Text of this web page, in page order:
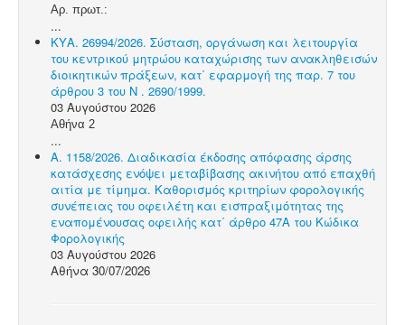
Αρ. πρωτ.:
...
ΚΥΑ. 26994/2026. Σύσταση, οργάνωση και λειτουργία
του κεντρικού μητρώου καταχώρισης των ανακληθεισών
διοικητικών πράξεων, κατ΄ εφαρμογή της παρ. 7 του
άρθρου 3 του N . 2690/1999.
03 Αυγούστου 2026
Αθήνα 2
...
Α. 1158/2026. Διαδικασία έκδοσης απόφασης άρσης
κατάσχεσης ενόψει μεταβίβασης ακινήτου από επαχθή
αιτία με τίμημα. Καθορισμός κριτηρίων φορολογικής
συνέπειας του οφειλέτη και εισπραξιμότητας της
εναπομένουσας οφειλής κατ΄ άρθρο 47Α του Κώδικα
Φορολογικής
03 Αυγούστου 2026
Αθήνα 30/07/2026